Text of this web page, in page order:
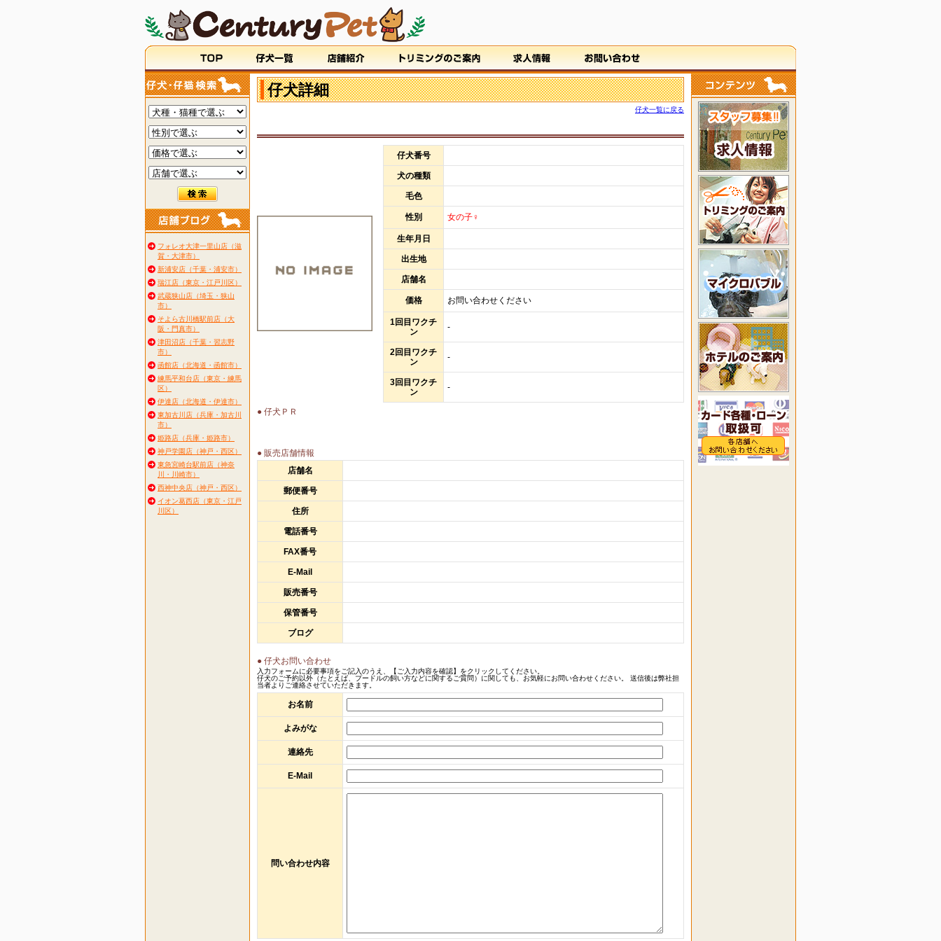
フォレオ大津一里山店（滋
賀・大津市）
新浦安店（千葉・浦安市）
瑞江店（東京・江戸川区）
武蔵狭山店（埼玉・狭山
市）
そよら古川橋駅前店（大
阪・門真市）
津田沼店（千葉・習志野
市）
函館店（北海道・函館市）
練馬平和台店（東京・練馬
区）
伊達店（北海道・伊達市）
東加古川店（兵庫・加古川
市）
姫路店（兵庫・姫路市）
神戸学園店（神戸・西区）
東急宮崎台駅前店（神奈
川・川崎市）
西神中央店（神戸・西区）
イオン葛西店（東京・江戸
川区）
仔犬詳細
仔犬一覧に戻る
仔犬番号
犬の種類
毛色
性別 女の子♀
生年月日
出生地
店舗名
価格 お問い合わせください
1回目ワクチ
ン
-
2回目ワクチ
ン
-
3回目ワクチ
ン
-
● 仔犬ＰＲ
● 販売店舗情報
店舗名
郵便番号
住所
電話番号
FAX番号
E-Mail
販売番号
保管番号
ブログ
● 仔犬お問い合わせ
入力フォームに必要事項をご記入のうえ、【ご入力内容を確認】をクリックしてください。
仔犬のご予約以外（たとえば、プードルの飼い方などに関するご質問）に関しても、お気軽にお問い合わせください。 送信後は弊社担
当者よりご連絡させていただきます。
お名前
よみがな
連絡先
E-Mail
問い合わせ内容